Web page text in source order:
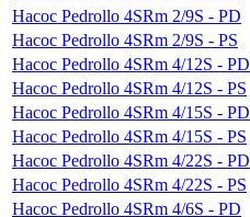
Насос Pedrollo 4SRm 2/9S - PD
Насос Pedrollo 4SRm 2/9S - PS
Насос Pedrollo 4SRm 4/12S - PD
Насос Pedrollo 4SRm 4/12S - PS
Насос Pedrollo 4SRm 4/15S - PD
Насос Pedrollo 4SRm 4/15S - PS
Насос Pedrollo 4SRm 4/22S - PD
Насос Pedrollo 4SRm 4/22S - PS
Насос Pedrollo 4SRm 4/6S - PD